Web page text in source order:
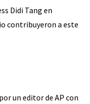
Didi Tang en
contribuyeron a este
un editor de AP con